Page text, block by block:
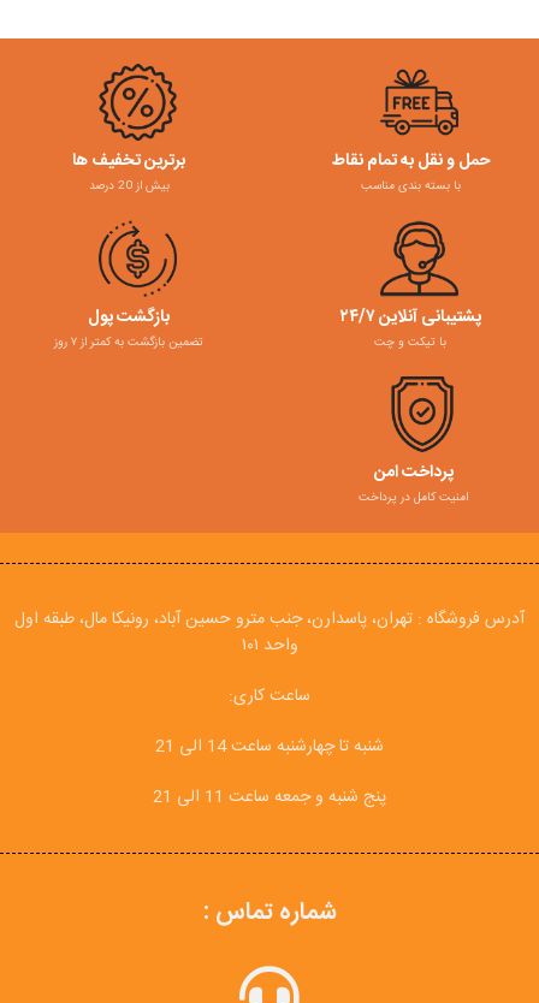
حمل و نقل به تمام نقاط
با بسته بندی مناسب
برترین تخفیف ها
بیش از 20 درصد
پشتیبانی آنلاین ۲۴/۷
با تیکت و چت
بازگشت پول
تضمین بازگشت به کمتر از ۷ روز
پرداخت امن
امنیت کامل در پرداخت
آدرس فروشگاه : تهران، پاسدارن، جنب مترو حسین آباد، رونیکا مال، طبقه اول
واحد ۱۰۱
ساعت کاری:
شنبه تا چهارشنبه ساعت 14 الی 21
پنج شنبه و جمعه ساعت 11 الی 21
شماره تماس :